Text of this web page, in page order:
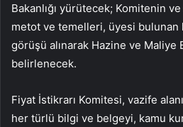
Bakanlığı yürütecek; Komitenin
metot ve temelleri, üyesi bulunan
görüşü alınarak Hazine ve Maliye
belirlenecek.
Fiyat İstikrarı Komitesi, vazife
her türlü bilgi ve belgeyi, kamu